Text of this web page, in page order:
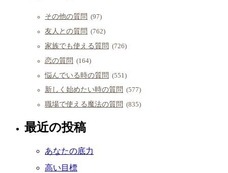
その他の質問 (97)
友人との質問 (762)
家族でも使える質問 (726)
恋の質問 (164)
悩んでいる時の質問 (551)
新しく始めたい時の質問 (577)
職場で使える魔法の質問 (835)
最近の投稿
あなたの底力
高い目標